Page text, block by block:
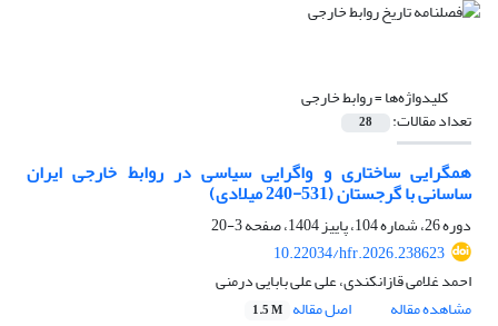
کلیدواژه‌ها =روابط خارجی
تعداد مقالات: 28
همگرایی ساختاری و واگرایی سیاسی در روابط خارجی ایران
ساسانی با گرجستان (531-240 میلادی)
دوره 26، شماره 104، پاییز 1404، صفحه
3-20
10.22034/hfr.2026.238623
احمد غلامی قازانکندی، علی علی بابایی درمنی
مشاهده مقاله
اصل مقاله 1.5 M